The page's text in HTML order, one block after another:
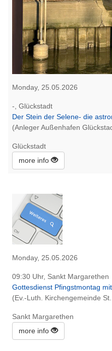
Monday, 25.05.2026
-, Glückstadt
Der Stein der Selene- die
(Anleger Außenhafen
Glückstadt
more info
Monday, 25.05.2026
09:30 Uhr, Sankt Margarethen
Gottesdienst Pfingstmontag
(Ev.-Luth. Kirchengemeinde
Sankt Margarethen
more info